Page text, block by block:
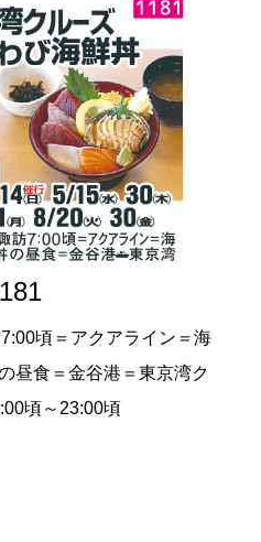
頃＝アクアライン＝海
昼食＝金谷港＝東京湾ク
頃～23:00頃